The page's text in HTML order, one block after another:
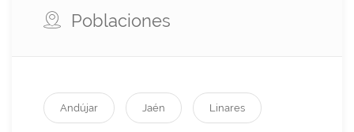
Poblaciones
Andújar Jaén Linares